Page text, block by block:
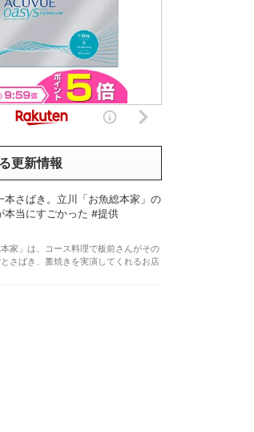
更新情報
本さばき。立川「お魚総本家」の
本当にすごかった #提供
家」は、コース料理で板前さんがその
さばき、藁焼きを実演してくれるお店